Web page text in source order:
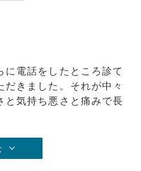
に電話をしたところ診て
だきました。それが中々
と気持ち悪さと痛みで長